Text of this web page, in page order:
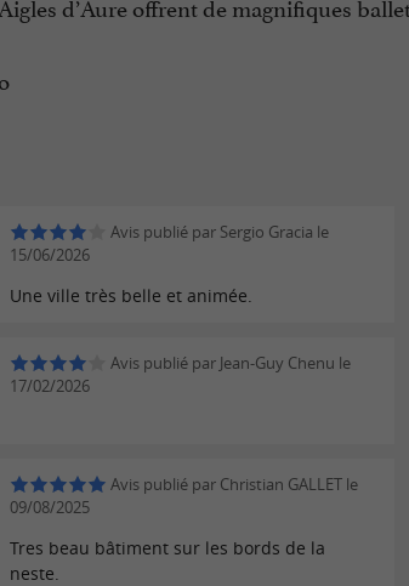
Avis publié par Sergio Gracia le
15/06/2026
Une ville très belle et animée.
Avis publié par Jean-Guy Chenu le
17/02/2026
Avis publié par Christian GALLET le
09/08/2025
Tres beau bâtiment sur les bords de la
neste.